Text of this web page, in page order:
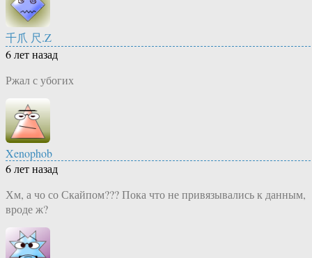
千爪 尺.Z
6 лет назад
Ржал с убогих
Xenophob
6 лет назад
Хм, а чо со Скайпом??? Пока что не привязывались к данным,
вроде ж?